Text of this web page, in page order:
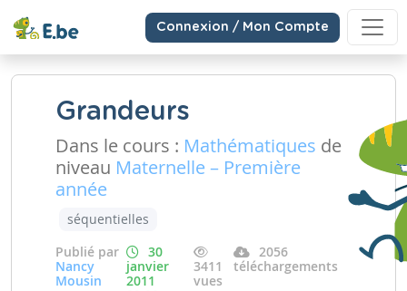
Connexion / Mon Compte
Grandeurs
Dans le cours : Mathématiques de
niveau Maternelle – Première
année
séquentielles
Publié par
Nancy
Mousin
30
janvier
2011
3411
vues
2056
téléchargements